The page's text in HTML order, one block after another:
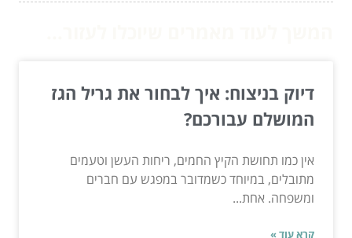
דיוק בניצוח: איך לבחור את גריל הגז
המושלם עבורכם?
אין כמו תחושת הקיץ החמים, ריחות העשן וטעמים
מתובלים, במיוחד כשמדובר במפגש עם חברים
ומשפחה. אחת...
קרא עוד »